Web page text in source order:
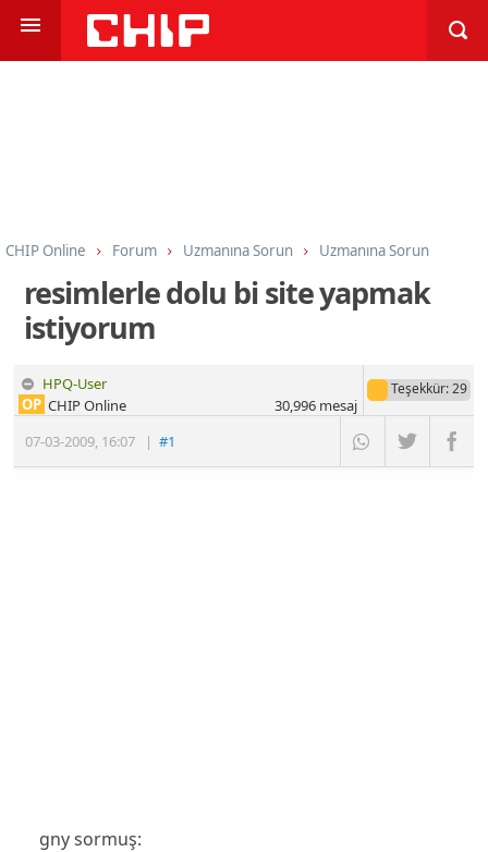
CHIP Online Forum Uzmanına Sorun Uzmanına Sorun
resimlerle dolu bi site yapmak
istiyorum
HPQ-User
07-03-2009, 16:07 |#1
OP CHIP Online
Teşekkür: 29
30,996mesaj
gny sormuş: